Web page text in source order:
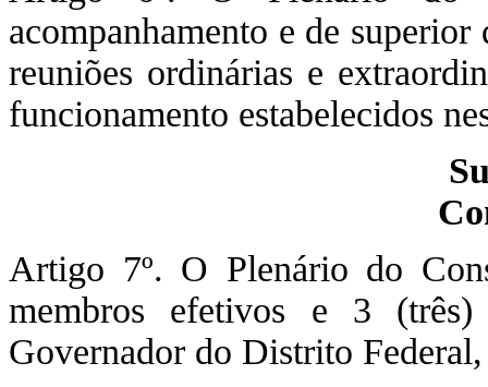
acompanhamento e de
reuniões ordinárias e
funcionamento estabelecidos
Artigo 7º. O Plenário do
membros efetivos e 3 (três)
Governador do Distrito Federal,